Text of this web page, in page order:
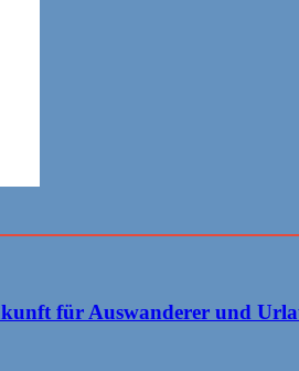
für Auswanderer und